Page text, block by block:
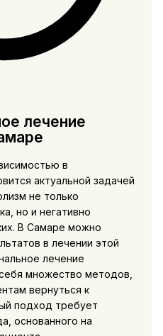
лечение
в
актуальной задачей
не только
но и негативно
В Самаре можно
в лечении этой
лечение
множество методов,
вернуться к
подход требует
основанного на